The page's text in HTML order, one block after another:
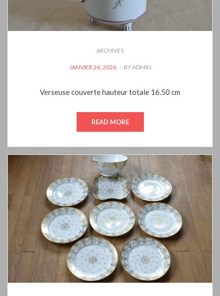
ARCHIVES
POSTED
JANVIER 26, 2026 BYADMIN
Verseuse couverte hauteur totale 16.50 cm
READ MORE